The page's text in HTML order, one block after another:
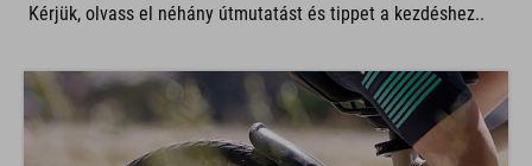
Kérjük, olvass el néhány útmutatást és tippet a kezdéshez..